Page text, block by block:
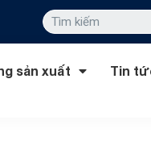
sản xuất
Tin